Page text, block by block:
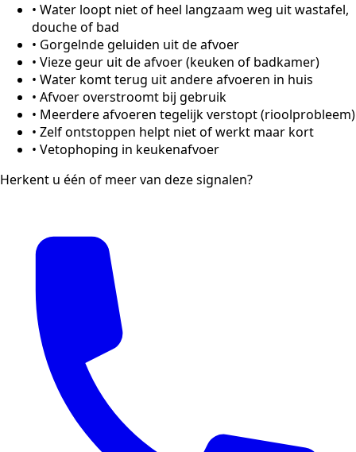
• Water loopt niet of heel langzaam weg uit wastafel,
douche of bad
• Gorgelnde geluiden uit de afvoer
• Vieze geur uit de afvoer (keuken of badkamer)
• Water komt terug uit andere afvoeren in huis
• Afvoer overstroomt bij gebruik
• Meerdere afvoeren tegelijk verstopt (rioolprobleem)
• Zelf ontstoppen helpt niet of werkt maar kort
• Vetophoping in keukenafvoer
Herkent u één of meer van deze signalen?